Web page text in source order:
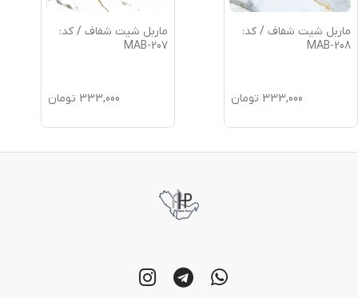
ماربل شیت شفاف / کد:
MAB-208
333,000 تومان
ماربل شیت شفاف / کد:
MAB-207
333,000 تومان